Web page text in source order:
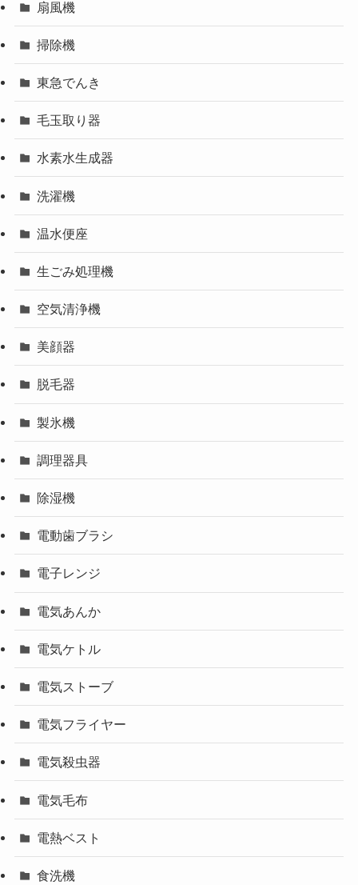
扇風機
掃除機
東急でんき
毛玉取り器
水素水生成器
洗濯機
温水便座
生ごみ処理機
空気清浄機
美顔器
脱毛器
製氷機
調理器具
除湿機
電動歯ブラシ
電子レンジ
電気あんか
電気ケトル
電気ストーブ
電気フライヤー
電気殺虫器
電気毛布
電熱ベスト
食洗機